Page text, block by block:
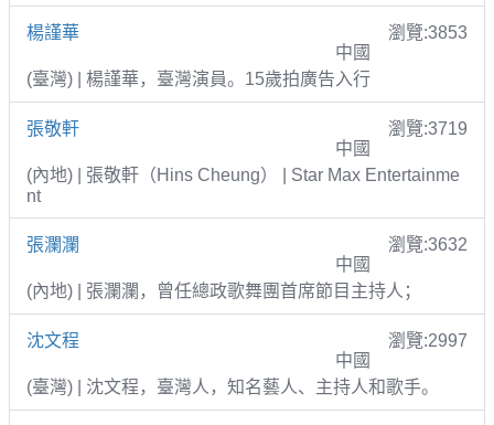
楊謹華
瀏覽:3853
中國
(臺灣) | 楊謹華，臺灣演員。15歲拍廣告入行
張敬軒
瀏覽:3719
中國
(內地) | 張敬軒（Hins Cheung） | Star Max Entertainme
nt
張瀾瀾
瀏覽:3632
中國
(內地) | 張瀾瀾，曾任總政歌舞團首席節目主持人；
沈文程
瀏覽:2997
中國
(臺灣) | 沈文程，臺灣人，知名藝人、主持人和歌手。